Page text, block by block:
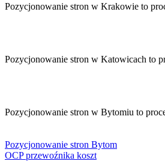
Pozycjonowanie stron w Krakowie to
Pozycjonowanie stron w Katowicach to
Pozycjonowanie stron w Bytomiu to
Pozycjonowanie stron Bytom
OCP przewoźnika koszt